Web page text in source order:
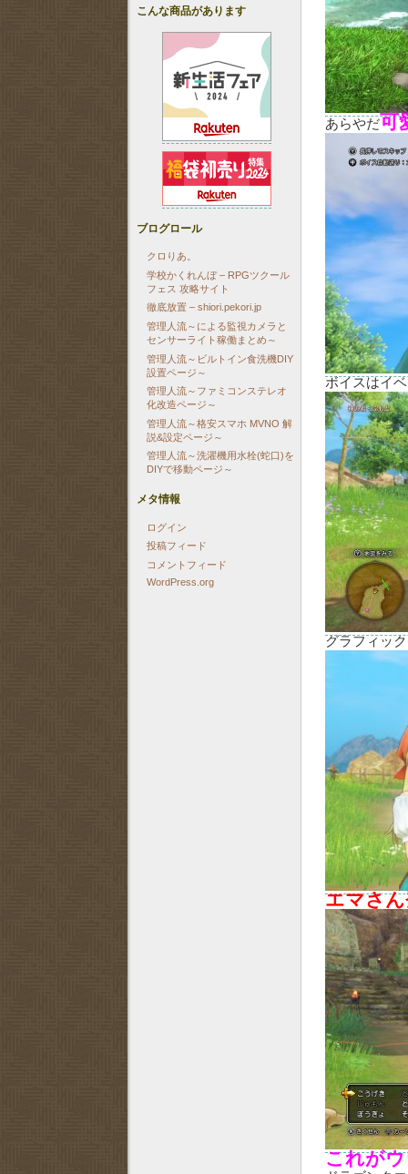
あらやだ可
ボイスはイ
グラフィッ
エマさ
これが
こんな商品があります
ブログロール
クロりあ。
学校かくれんぼ – RPGツクール
フェス 攻略サイト
徹底放置 – shiori.pekori.jp
管理人流～による監視カメラと
センサーライト稼働まとめ～
管理人流～ビルトイン食洗機DIY
設置ページ～
管理人流～ファミコンステレオ
化改造ページ～
管理人流～格安スマホ MVNO 解
説&設定ページ～
管理人流～洗濯機用水栓(蛇口)を
DIYで移動ページ～
メタ情報
ログイン
投稿フィード
コメントフィード
WordPress.org